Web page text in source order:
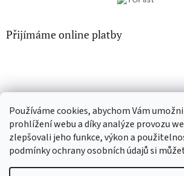
Používáme cookies, abychom Vám
prohlížení webu a díky analýze provozu
zlepšovali jeho funkce, výkon a
podmínky ochrany osobních údajů si
Přijímáme online platby
EN-filmy.cz CD-
Vytvořil Shoptet